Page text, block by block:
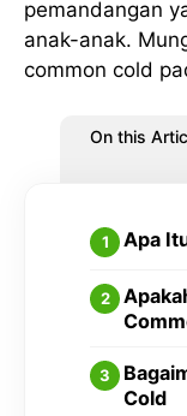
pemandangan
anak-anak.
common cold
On this
Apa
Cold